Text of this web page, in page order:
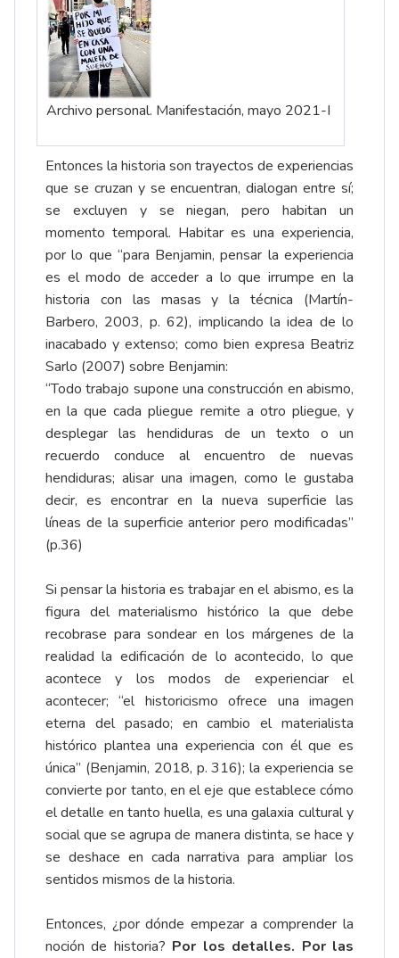
Archivo personal. Manifestación, mayo 2021-I
Entonces la historia son trayectos de experiencias
que se cruzan y se encuentran, dialogan entre sí;
se excluyen y se niegan, pero habitan un
momento temporal. Habitar es una experiencia,
por lo que “para Benjamin, pensar la experiencia
es el modo de acceder a lo que irrumpe en la
historia con las masas y la técnica (Martín-
Barbero, 2003, p. 62), implicando la idea de lo
inacabado y extenso; como bien expresa Beatriz
Sarlo (2007) sobre Benjamin:
“Todo trabajo supone una construcción en abismo,
en la que cada pliegue remite a otro pliegue, y
desplegar las hendiduras de un texto o un
recuerdo conduce al encuentro de nuevas
hendiduras; alisar una imagen, como le gustaba
decir, es encontrar en la nueva superficie las
líneas de la superficie anterior pero modificadas”
(p.36)
Si pensar la historia es trabajar en el abismo, es la
figura del materialismo histórico la que debe
recobrase para sondear en los márgenes de la
realidad la edificación de lo acontecido, lo que
acontece y los modos de experienciar el
acontecer; “el historicismo ofrece una imagen
eterna del pasado; en cambio el materialista
histórico plantea una experiencia con él que es
única” (Benjamin, 2018, p. 316); la experiencia se
convierte por tanto, en el eje que establece cómo
el detalle en tanto huella, es una galaxia cultural y
social que se agrupa de manera distinta, se hace y
se deshace en cada narrativa para ampliar los
sentidos mismos de la historia.
Entonces, ¿por dónde empezar a comprender la
noción de historia? Por los detalles. Por las